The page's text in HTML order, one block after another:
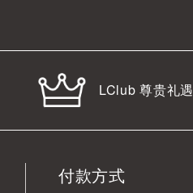
LClub 尊贵礼遇
付款方式